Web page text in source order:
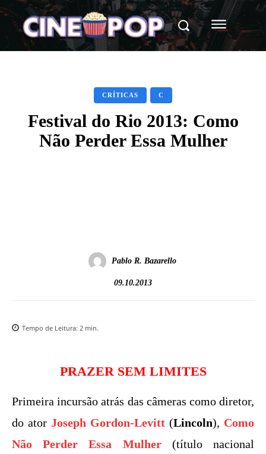
CRÍTICAS C
Festival do Rio 2013: Como
Não Perder Essa Mulher
Pablo R. Bazarello
09.10.2013
Tempo de Leitura: 2 min.
PRAZER SEM LIMITES
Primeira incursão atrás das câmeras como diretor,
do ator Joseph Gordon-Levitt (Lincoln), Como
Não Perder Essa Mulher(título nacional